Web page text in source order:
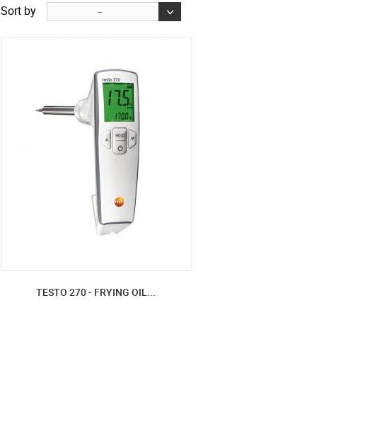
Sort by --
TESTO 270 - FRYING OIL...